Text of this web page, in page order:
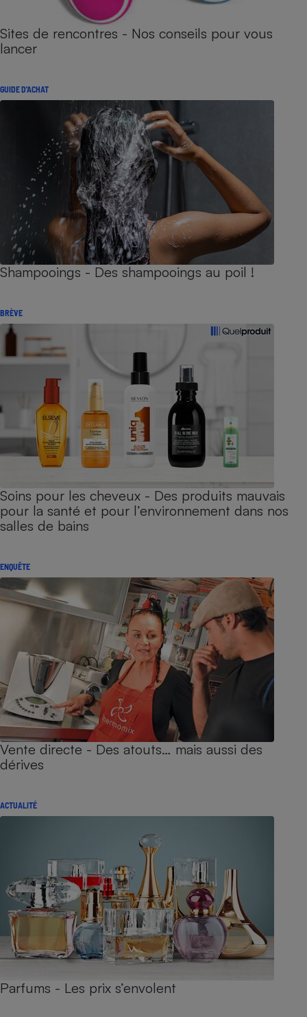
Sites de rencontres - Nos conseils pour vous
lancer
GUIDE D'ACHAT
Shampooings - Des shampooings au poil !
BRÈVE
Soins pour les cheveux - Des produits mauvais
pour la santé et pour l’environnement dans nos
salles de bains
ENQUÊTE
Vente directe - Des atouts… mais aussi des
dérives
ACTUALITÉ
Parfums - Les prix s’envolent